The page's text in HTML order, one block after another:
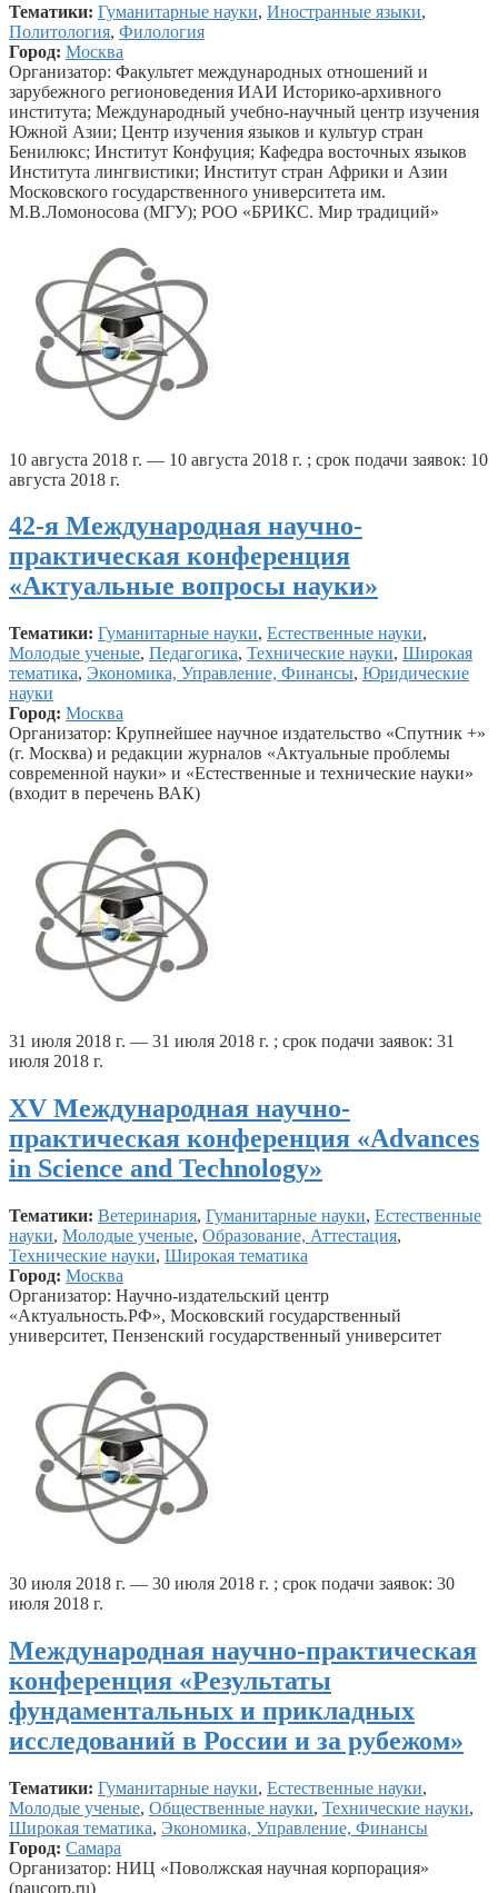
Тематики: Гуманитарные науки, Иностранные языки,
Политология, Филология
Город: Москва
Организатор: Факультет международных отношений и
зарубежного регионоведения ИАИ Историко-архивного
института; Международный учебно-научный центр изучения
Южной Азии; Центр изучения языков и культур стран
Бенилюкс; Институт Конфуция; Кафедра восточных языков
Института лингвистики; Институт стран Африки и Азии
Московского государственного университета им.
М.В.Ломоносова (МГУ); РОО «БРИКС. Мир традиций»
10 августа 2018 г. — 10 августа 2018 г. ; срок подачи заявок: 10
августа 2018 г.
42-я Международная научно-
практическая конференция
«Актуальные вопросы науки»
Тематики: Гуманитарные науки, Естественные науки,
Молодые ученые, Педагогика, Технические науки, Широкая
тематика, Экономика, Управление, Финансы, Юридические
науки
Город: Москва
Организатор: Крупнейшее научное издательство «Спутник +»
(г. Москва) и редакции журналов «Актуальные проблемы
современной науки» и «Естественные и технические науки»
(входит в перечень ВАК)
31 июля 2018 г. — 31 июля 2018 г. ; срок подачи заявок: 31
июля 2018 г.
XV Международная научно-
практическая конференция «Advances
in Science and Technology»
Тематики: Ветеринария, Гуманитарные науки, Естественные
науки, Молодые ученые, Образование, Аттестация,
Технические науки, Широкая тематика
Город: Москва
Организатор: Научно-издательский центр
«Актуальность.РФ», Московский государственный
университет, Пензенский государственный университет
30 июля 2018 г. — 30 июля 2018 г. ; срок подачи заявок: 30
июля 2018 г.
Международная научно-практическая
конференция «Результаты
фундаментальных и прикладных
исследований в России и за рубежом»
Тематики: Гуманитарные науки, Естественные науки,
Молодые ученые, Общественные науки, Технические науки,
Широкая тематика, Экономика, Управление, Финансы
Город: Самара
Организатор: НИЦ «Поволжская научная корпорация»
(naucorp.ru)